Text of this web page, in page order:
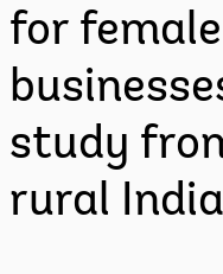
for
study
rural